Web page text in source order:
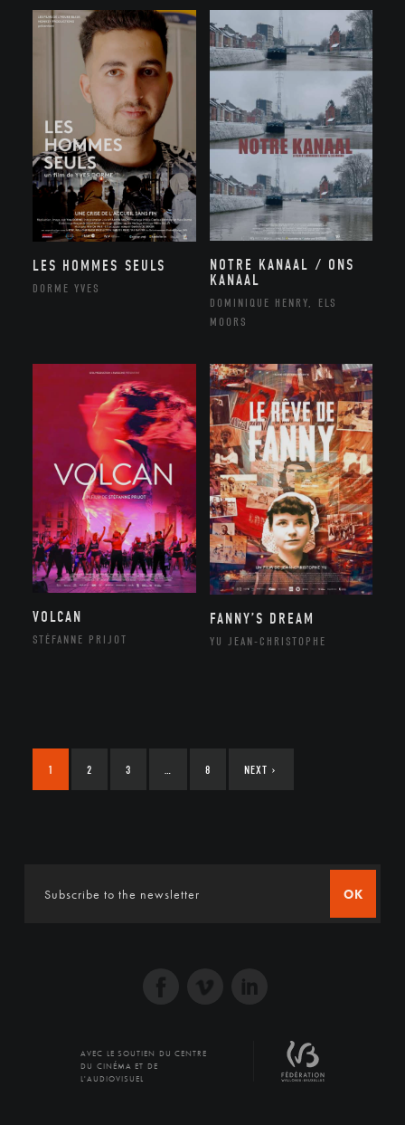
LES HOMMES SEULS
DORME YVES
NOTRE KANAAL / ONS
KANAAL
DOMINIQUE HENRY, ELS
MOORS
VOLCAN
STÉFANNE PRIJOT
FANNY’S DREAM
YU JEAN-CHRISTOPHE
1 2 3 … 8 NEXT ›
OK
AVEC LE SOUTIEN DU CENTRE
DU CINÉMA ET DE
L'AUDIOVISUEL